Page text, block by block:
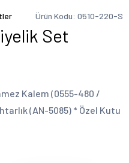
Ürün Kodu: 0510-220-S
Set
Kalem (0555-480 /
(AN-5085) * Özel Kutu